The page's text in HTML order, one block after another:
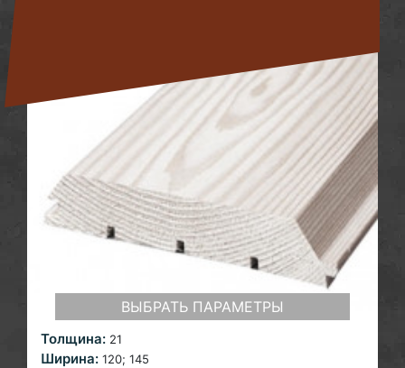
ВЫБРАТЬ ПАРАМЕТРЫ
Толщина: 21
Ширина: 120; 145